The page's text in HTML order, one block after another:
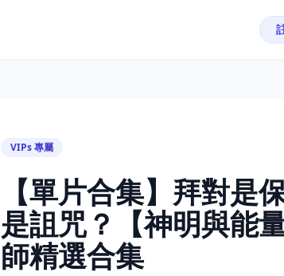
VIPs 專屬
【單片合集】拜對是
是詛咒？【神明與能
師精選合集